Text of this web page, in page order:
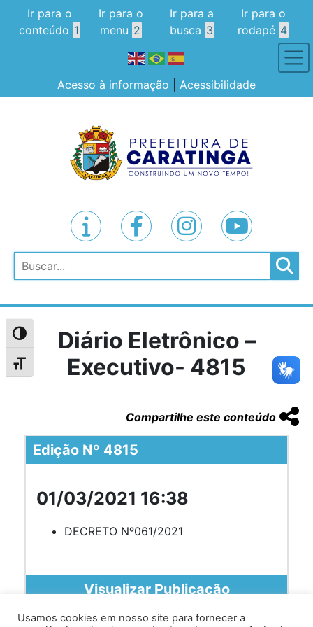
Alternar alto contraste
Alternar tamanho da fonte
Ir para o
conteúdo 1
Ir para o
menu 2
Ir para a
busca 3
Ir para o
rodapé 4
Acesso à informação Acessibilidade
Pesquisar
Diário Eletrônico –
Executivo- 4815
Compartilhe este conteúdo
Edição Nº 4815
01/03/2021 16:38
DECRETO Nº061/2021
Visualizar Publicação
Usamos cookies em nosso site para fornecer a